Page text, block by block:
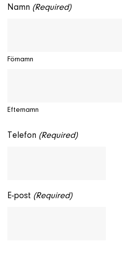
Namn (Required)
Förnamn
Efternamn
Telefon (Required)
E-post (Required)